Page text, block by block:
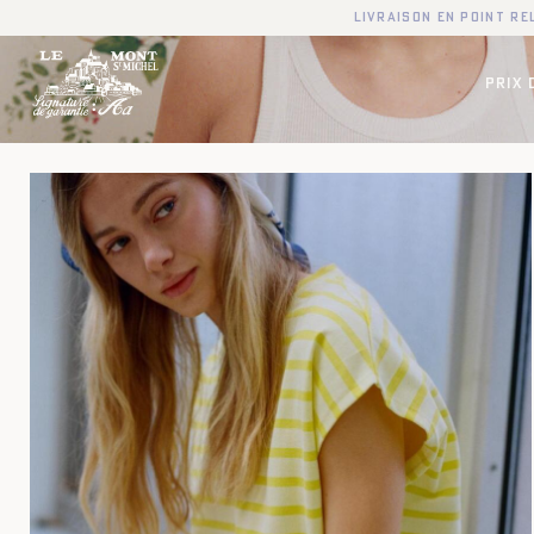
Livraison en point
PRIX